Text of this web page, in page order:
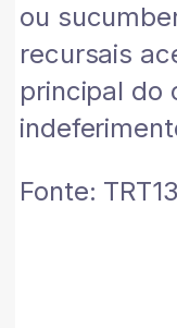
ou
recursais
principal do
Fonte: TRT13